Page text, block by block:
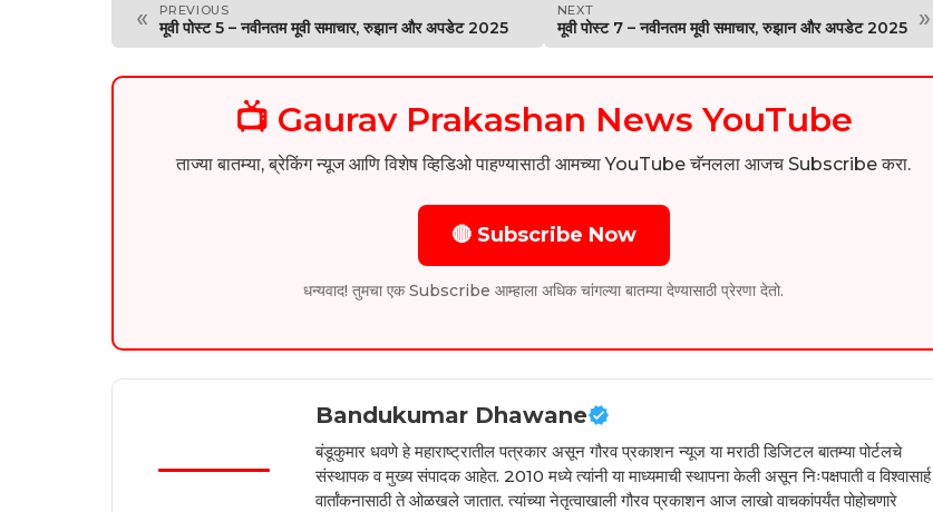
« PREVIOUS
मूवी पोस्ट 5 – नवीनतम मूवी समाचार, रुझान और अपडेट 2025
NEXT
मूवी पोस्ट 7 – नवीनतम मूवी समाचार, रुझान और अपडेट 2025 »
📺 Gaurav Prakashan News YouTube
ताज्या बातम्या, ब्रेकिंग न्यूज आणि विशेष व्हिडिओ पाहण्यासाठी आमच्या YouTube चॅनलला आजच Subscribe करा.
🔴 Subscribe Now
धन्यवाद! तुमचा एक Subscribe आम्हाला अधिक चांगल्या बातम्या देण्यासाठी प्रेरणा देतो.
Bandukumar Dhawane
बंडूकुमार धवणे हे महाराष्ट्रातील पत्रकार असून गौरव प्रकाशन न्यूज या मराठी डिजिटल बातम्या पोर्टलचे
संस्थापक व मुख्य संपादक आहेत. 2010 मध्ये त्यांनी या माध्यमाची स्थापना केली असून निःपक्षपाती व विश्वासार्ह
वार्तांकनासाठी ते ओळखले जातात. त्यांच्या नेतृत्वाखाली गौरव प्रकाशन आज लाखो वाचकांपर्यंत पोहोचणारे